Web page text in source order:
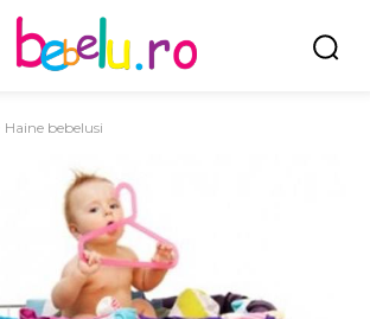
Haine bebelusi